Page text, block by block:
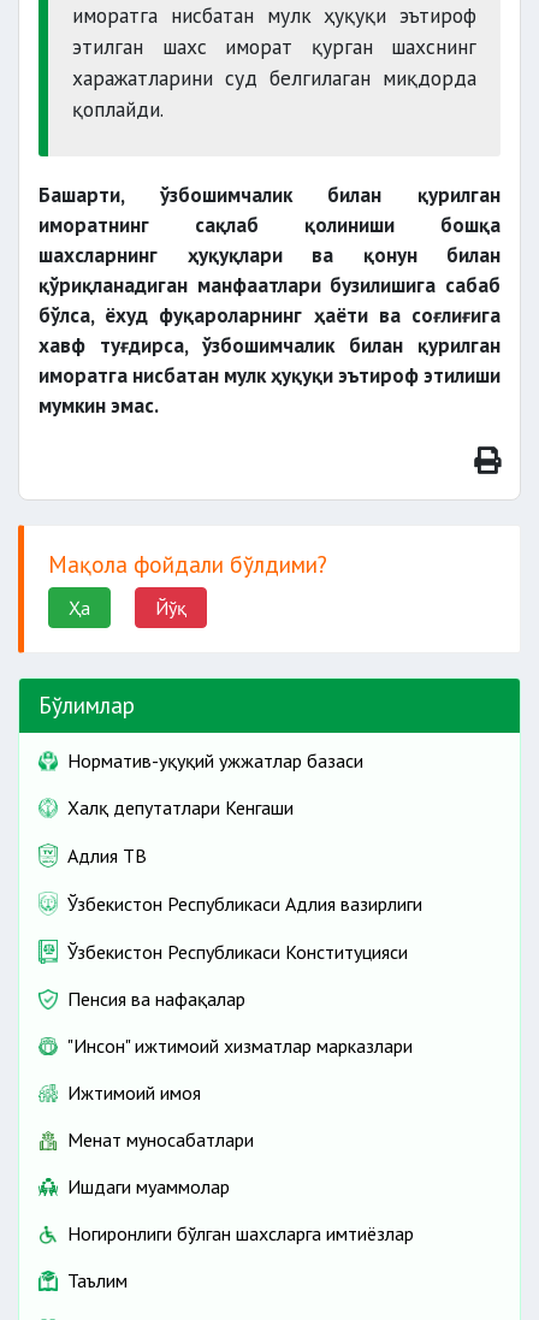
иморатга нисбатан мулк ҳуқуқи эътироф
этилган шахс иморат қурган шахснинг
харажатларини суд белгилаган миқдорда
қоплайди.
Башарти, ўзбошимчалик билан қурилган
иморатнинг сақлаб қолиниши бошқа
шахсларнинг ҳуқуқлари ва қонун билан
қўриқланадиган манфаатлари бузилишига сабаб
бўлса, ёхуд фуқароларнинг ҳаёти ва соғлиғига
хавф туғдирса, ўзбошимчалик билан қурилган
иморатга нисбатан мулк ҳуқуқи эътироф этилиши
мумкин эмас.
Мақола фойдали бўлдими?
Ҳа Йўқ
Бўлимлар
Норматив-ҳуқуқий ҳужжатлар базаси
Халқ депутатлари Кенгаши
Адлия ТВ
Ўзбекистон Республикаси Адлия вазирлиги
Ўзбекистон Республикаси Конституцияси
Пенсия ва нафақалар
"Инсон" ижтимоий хизматлар марказлари
Ижтимоий ҳимоя
Меҳнат муносабатлари
Ишдаги муаммолар
Ногиронлиги бўлган шахсларга имтиёзлар
Таълим